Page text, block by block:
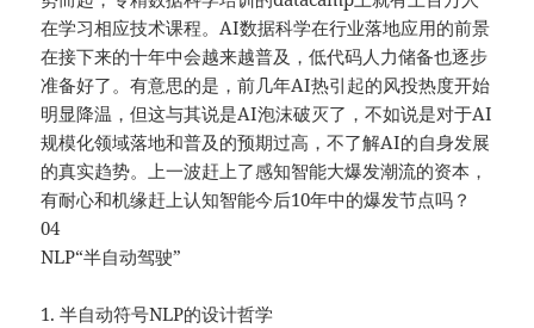
在学习相应技术课程。AI数据科学在行业落地应用的前景
在接下来的十年中会越来越普及，低代码人力储备也逐步
准备好了。有意思的是，前几年AI热引起的风投热度开始
明显降温，但这与其说是AI泡沫破灭了，不如说是对于AI
规模化领域落地和普及的预期过高，不了解AI的自身发展
的真实趋势。上一波赶上了感知智能大爆发潮流的资本，
有耐心和机缘赶上认知智能今后10年中的爆发节点吗？
04
NLP“半自动驾驶”
1. 半自动符号NLP的设计哲学